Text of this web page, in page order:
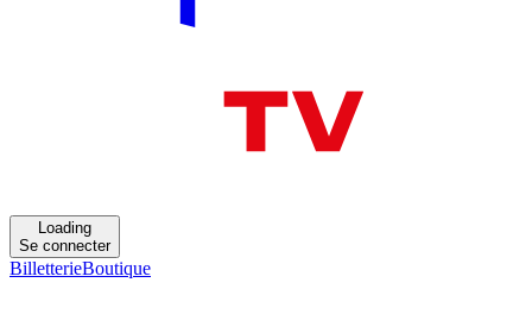
Loading
Se connecter
BilletterieBoutique